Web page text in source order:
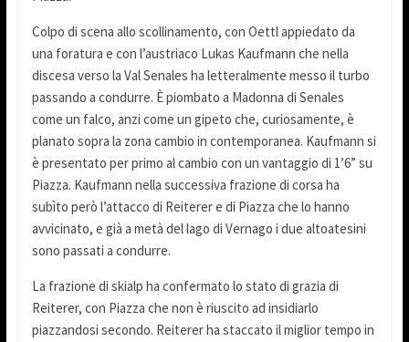
Colpo di scena allo scollinamento, con Oettl appiedato da
una foratura e con l’austriaco Lukas Kaufmann che nella
discesa verso la Val Senales ha letteralmente messo il turbo
passando a condurre. È piombato a Madonna di Senales
come un falco, anzi come un gipeto che, curiosamente, è
planato sopra la zona cambio in contemporanea. Kaufmann si
è presentato per primo al cambio con un vantaggio di 1’6” su
Piazza. Kaufmann nella successiva frazione di corsa ha
subìto però l’attacco di Reiterer e di Piazza che lo hanno
avvicinato, e già a metà del lago di Vernago i due altoatesini
sono passati a condurre.
La frazione di skialp ha confermato lo stato di grazia di
Reiterer, con Piazza che non è riuscito ad insidiarlo
piazzandosi secondo. Reiterer ha staccato il miglior tempo in